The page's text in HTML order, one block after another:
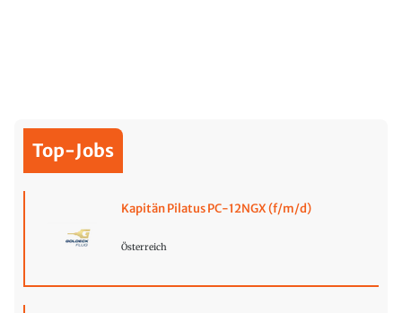
Top-Jobs
Kapitän Pilatus PC-12NGX (f/m/d)
Österreich